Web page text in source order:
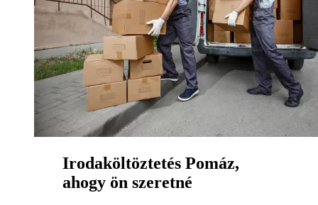
Irodaköltöztetés Pomáz,
ahogy ön szeretné